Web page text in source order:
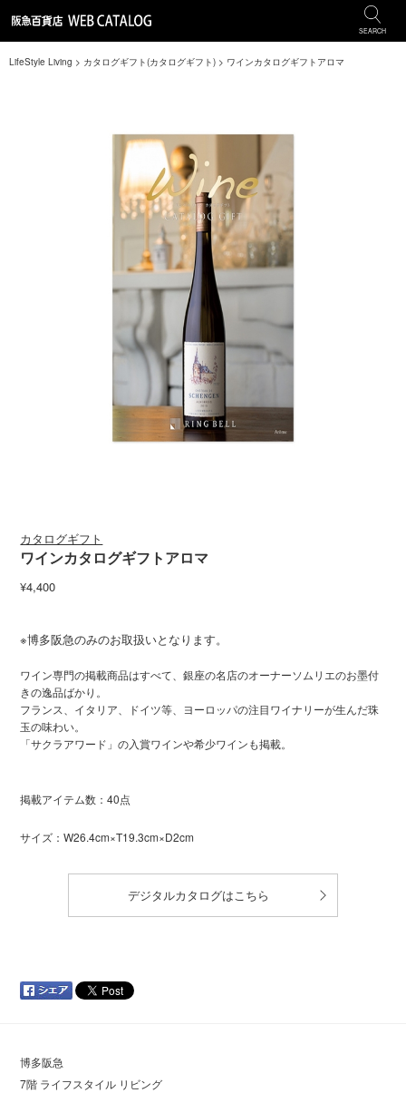
SEARCH
LifeStyle Living > カタログギフト(カタログギフト) > ワインカタログギフトアロマ
カタログギフト
ワインカタログギフトアロマ
¥4,400
※博多阪急のみのお取扱いとなります。
ワイン専門の掲載商品はすべて、銀座の名店のオーナーソムリエのお墨付
きの逸品ばかり。
フランス、イタリア、ドイツ等、ヨーロッパの注目ワイナリーが生んだ珠
玉の味わい。
「サクラアワード」の入賞ワインや希少ワインも掲載。
掲載アイテム数：40点
サイズ：W26.4cm×T19.3cm×D2cm
デジタルカタログはこちら
博多阪急
7階 ライフスタイル リビング